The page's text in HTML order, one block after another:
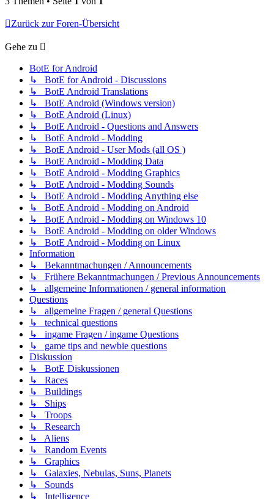
Zurück zur Foren-Übersicht
Gehe zu
BotE for Android
↳ BotE for Android - Discussions
↳ BotE Android Translations
↳ BotE Android (Windows version)
↳ BotE Android (Linux)
↳ BotE Android - Questions and Answers
↳ BotE Android - Modding
↳ BotE Android - User Mods (all OS )
↳ BotE Android - Modding Data
↳ BotE Android - Modding Graphics
↳ BotE Android - Modding Sounds
↳ BotE Android - Modding Anything else
↳ BotE Android - Modding on Android
↳ BotE Android - Modding on Windows 10
↳ BotE Android - Modding on older Windows
↳ BotE Android - Modding on Linux
Information
↳ Bekanntmachungen / Announcements
↳ Frühere Bekanntmachungen / Previous Announcements
↳ allgemeine Informationen / general information
Questions
↳ allgemeine Fragen / general Questions
↳ technical questions
↳ ingame Fragen / ingame Questions
↳ game tips and newbie questions
Diskussion
↳ BotE Diskussionen
↳ Races
↳ Buildings
↳ Ships
↳ Troops
↳ Research
↳ Aliens
↳ Random Events
↳ Graphics
↳ Galaxies, Nebulas, Suns, Planets
↳ Sounds
↳ Intelligence